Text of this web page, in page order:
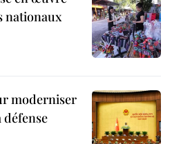
nationaux
moderniser